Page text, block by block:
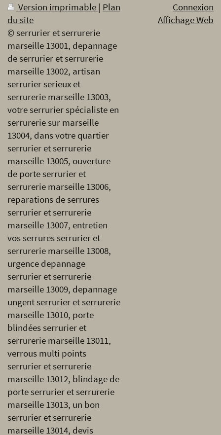
Version imprimable | Plan
du site
© serrurier et serrurerie
marseille 13001, depannage
de serrurier et serrurerie
marseille 13002, artisan
serrurier serieux et
serrurerie marseille 13003,
votre serrurier spécialiste en
serrurerie sur marseille
13004, dans votre quartier
serrurier et serrurerie
marseille 13005, ouverture
de porte serrurier et
serrurerie marseille 13006,
reparations de serrures
serrurier et serrurerie
marseille 13007, entretien
vos serrures serrurier et
serrurerie marseille 13008,
urgence depannage
serrurier et serrurerie
marseille 13009, depannage
ungent serrurier et serrurerie
marseille 13010, porte
blindées serrurier et
serrurerie marseille 13011,
verrous multi points
serrurier et serrurerie
marseille 13012, blindage de
porte serrurier et serrurerie
marseille 13013, un bon
serrurier et serrurerie
marseille 13014, devis
Connexion
Affichage Web